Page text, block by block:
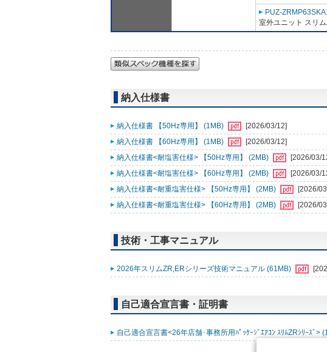
PUZ-
室外ユニット スリム
納入仕様書
納入仕様書 【50Hz専用】 (1MB)
[2026/03/12]
納入仕様書 【60Hz専用】 (1MB)
[2026/03/12]
納入仕様書<耐塩害仕様> 【50Hz専用】 (2MB)
[2026/03/
納入仕様書<耐塩害仕様> 【60Hz専用】 (2MB)
[2026/03/
納入仕様書<耐重塩害仕様> 【50Hz専用】 (2MB)
[2026/
納入仕様書<耐重塩害仕様> 【60Hz専用】 (2MB)
[2026/
技術・工事マニュアル
2026年スリムZR,ERシリーズ技術マニュアル (61MB)
自己適合宣言書・証明書
自己適合宣言書<26年店舗･事務所用ﾊﾟｯｹｰｼﾞｴｱｺﾝ ｽﾘﾑZRｼﾘｰｽﾞ>